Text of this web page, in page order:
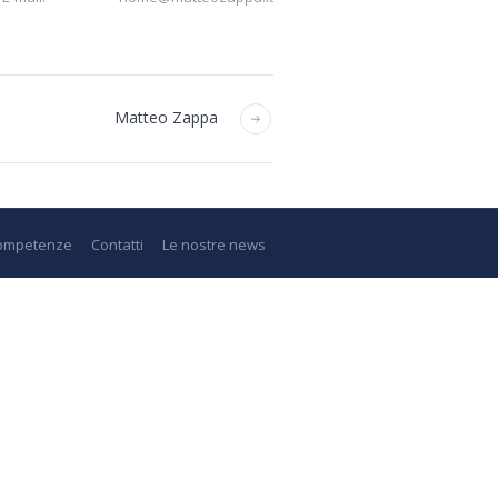
Matteo Zappa
Contatti Le nostre news